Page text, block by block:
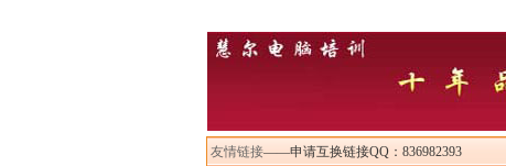
友情链接——申请互换链接QQ：836982393